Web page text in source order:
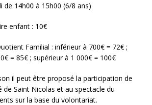
de 14h00 à 15h00 (6/8 ans)
enfant : 10€
Familial : inférieur à 700€ = 72€ ;
= 85€ ; supérieur à 1 000€ = 100€
il peut être proposé la participation de
de Saint Nicolas et au spectacle du
sur la base du volontariat.